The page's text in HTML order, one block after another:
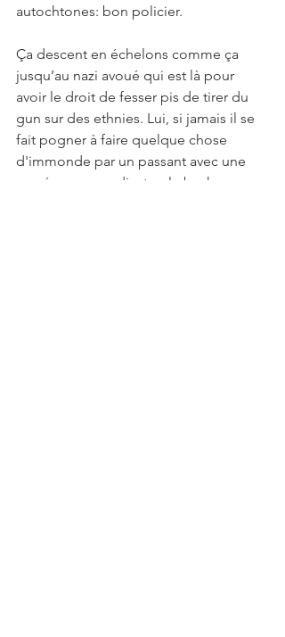
autochtones: bon policier.
Ça descent en échelons comme ça
jusqu’au nazi avoué qui est là pour
avoir le droit de fesser pis de tirer du
gun sur des ethnies. Lui, si jamais il se
fait pogner à faire quelque chose
d'immonde par un passant avec une
caméra, son syndicat va le backer